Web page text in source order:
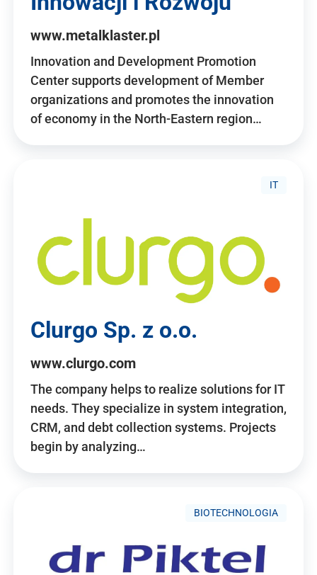
www.metalklaster.pl
Innovation and Development Promotion
Center supports development of Member
organizations and promotes the innovation
of economy in the North-Eastern region…
IT
Clurgo Sp. z o.o.
www.clurgo.com
The company helps to realize solutions for IT
needs. They specialize in system integration,
CRM, and debt collection systems. Projects
begin by analyzing…
BIOTECHNOLOGIA